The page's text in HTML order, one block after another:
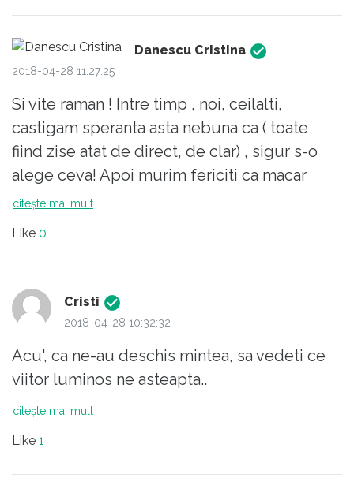
sa mai schimbam ceva!Daca se mai
poate...Majoritatea celor care se uita, o fac
exact pentru atmosfera călduță, un pic
vedem mereu.Ne seamănă.Ne complacem
si ne place asta si apoi zicem "asta-i
Romania".Oare????Face Pro TV ceva pentru
altceva decât rating?Cerere si oferta,
simplu.Asa incat nu mai caut sensuri
ascunse acolo unde nu vad decat comerț...
Danescu Cristina
2018-04-28 11:27:25
Si vite raman ! Intre timp , noi, ceilalti,
castigam speranta asta nebuna ca ( toate
fiind zise atat de direct, de clar) , sigur s-o
alege ceva! Apoi murim fericiti ca macar
exista un viitor pentru copiii nostri! De
homo!
citește mai mult
Like 0
Cristi
2018-04-28 10:32:32
Acu', ca ne-au deschis mintea, sa vedeti ce
viitor luminos ne asteapta..
citește mai mult
Like 1